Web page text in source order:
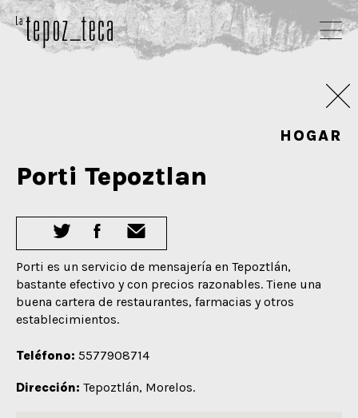
HOGAR
Porti Tepoztlan
Porti es un servicio de mensajería en Tepoztlán,
bastante efectivo y con precios razonables. Tiene una
buena cartera de restaurantes, farmacias y otros
establecimientos.
Teléfono: 5577908714
Dirección: Tepoztlán, Morelos.